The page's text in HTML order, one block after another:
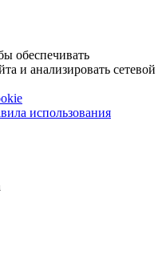
обеспечивать
и анализировать сетевой
использования